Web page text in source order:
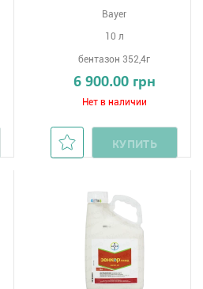
Bayer
10 л
бентазон 352,4г
6 900.00 грн
Нет в наличии
КУПИТЬ